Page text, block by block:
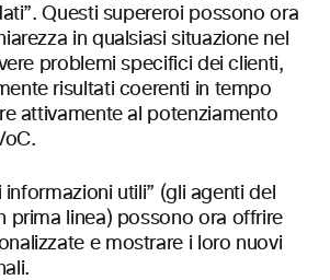
Questi supereroi possono ora
in qualsiasi situazione nel
problemi specifici dei clienti,
risultati coerenti in tempo
attivamente al potenziamento
informazioni utili” (gli agenti del
prima linea) possono ora offrire
e mostrare i loro nuovi